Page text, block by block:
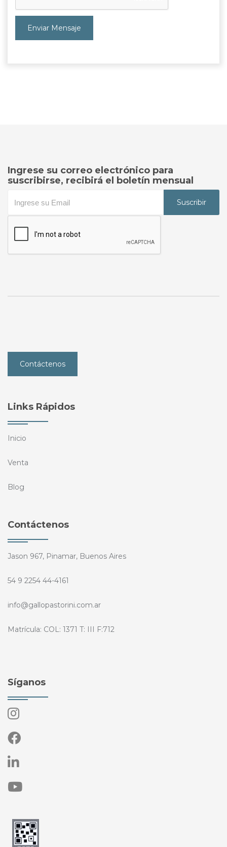
Enviar Mensaje
Ingrese su correo electrónico para
suscribirse, recibirá el boletín mensual
Suscribir
Contáctenos
Links Rápidos
Inicio
Venta
Blog
Contáctenos
Jason 967, Pinamar, Buenos Aires
54 9 2254 44-4161
info@gallopastorini.com.ar
Matrícula: COL: 1371 T: III F:712
Síganos